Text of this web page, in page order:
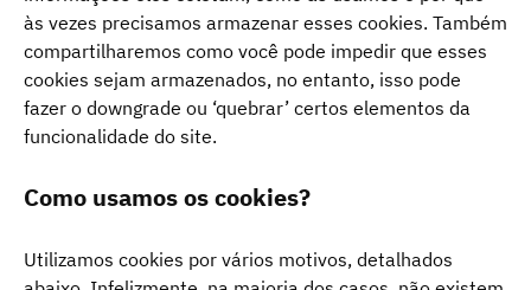
às vezes precisamos armazenar esses cookies. Também
compartilharemos como você pode impedir que esses
cookies sejam armazenados, no entanto, isso pode
fazer o downgrade ou ‘quebrar’ certos elementos da
funcionalidade do site.
Como usamos os cookies?
Utilizamos cookies por vários motivos, detalhados